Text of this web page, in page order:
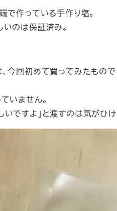
で作っている手作り塩。
のは保証済み。
今回初めて買ってみたもので
いません。
ですよ」と渡すのは気がひ